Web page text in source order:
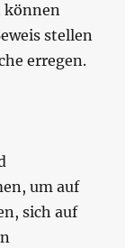
können
stellen
erregen.
um auf
sich auf